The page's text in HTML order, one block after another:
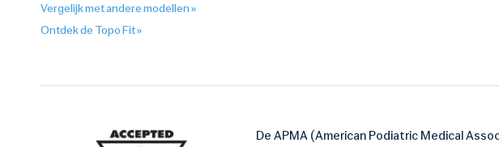
Vergelijk met andere modellen »
Ontdek de Topo Fit »
De APMA (American Podiatric Medical